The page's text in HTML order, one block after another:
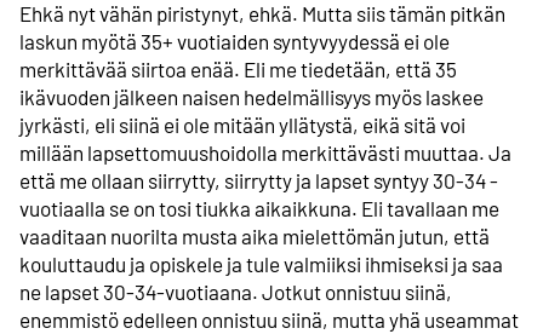
Ehkä nyt vähän piristynyt, ehkä. Mutta siis tämän pitkän
laskun myötä 35+ vuotiaiden syntyvyydessä ei ole
merkittävää siirtoa enää. Eli me tiedetään, että 35
ikävuoden jälkeen naisen hedelmällisyys myös laskee
jyrkästi, eli siinä ei ole mitään yllätystä, eikä sitä voi
millään lapsettomuushoidolla merkittävästi muuttaa. Ja
että me ollaan siirrytty, siirrytty ja lapset syntyy 30-34 -
vuotiaalla se on tosi tiukka aikaikkuna. Eli tavallaan me
vaaditaan nuorilta musta aika mielettömän jutun, että
kouluttaudu ja opiskele ja tule valmiiksi ihmiseksi ja saa
ne lapset 30-34-vuotiaana. Jotkut onnistuu siinä,
enemmistö edelleen onnistuu siinä, mutta yhä useammat